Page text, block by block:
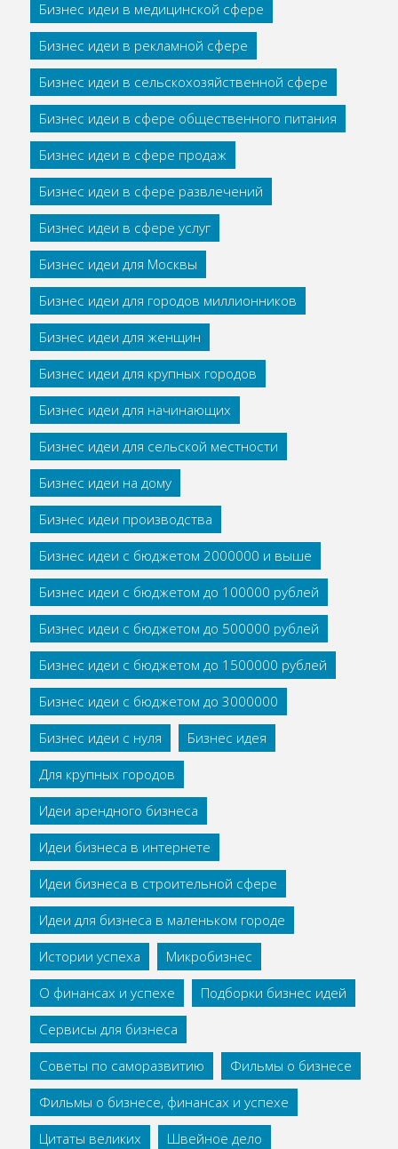
Бизнес идеи в медицинской сфере
Бизнес идеи в рекламной сфере
Бизнес идеи в сельскохозяйственной сфере
Бизнес идеи в сфере общественного питания
Бизнес идеи в сфере продаж
Бизнес идеи в сфере развлечений
Бизнес идеи в сфере услуг
Бизнес идеи для Москвы
Бизнес идеи для городов миллионников
Бизнес идеи для женщин
Бизнес идеи для крупных городов
Бизнес идеи для начинающих
Бизнес идеи для сельской местности
Бизнес идеи на дому
Бизнес идеи производства
Бизнес идеи с бюджетом 2000000 и выше
Бизнес идеи с бюджетом до 100000 рублей
Бизнес идеи с бюджетом до 500000 рублей
Бизнес идеи с бюджетом до 1500000 рублей
Бизнес идеи с бюджетом до 3000000
Бизнес идеи с нуля
Бизнес идея
Для крупных городов
Идеи арендного бизнеса
Идеи бизнеса в интернете
Идеи бизнеса в строительной сфере
Идеи для бизнеса в маленьком городе
Истории успеха
Микробизнес
О финансах и успехе
Подборки бизнес идей
Сервисы для бизнеса
Советы по саморазвитию
Фильмы о бизнесе
Фильмы о бизнесе, финансах и успехе
Цитаты великих
Швейное дело